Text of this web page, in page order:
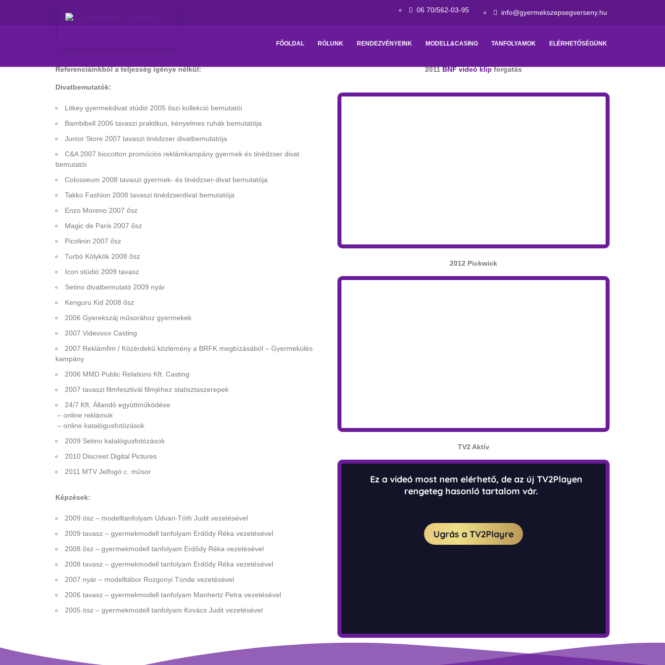
06 70/562-03-95 info@gyermekszepsegverseny.hu
FŐOLDAL RÓLUNK RENDEZVÉNYEINK MODELL&CASING TANFOLYAMOK ELÉRHETŐSÉGÜNK
Referenciáinkból a teljesség igénye nélkül:
Divatbemutatók:
Litkey gyermekdivat stúdió 2005 őszi kollekció bemutatói
Bambibell 2006 tavaszi praktikus, kényelmes ruhák bemutatója
Junior Store 2007 tavaszi tinédzser divatbemutatója
C&A 2007 biocotton promóciós reklámkampány gyermek és tinédzser divat
bemutatói
Colosseum 2008 tavaszi gyermek- és tinédzser-divat bemutatója
Takko Fashion 2008 tavaszi tinédzserdivat bemutatója
Enzo Moreno 2007 ősz
Magic de Paris 2007 ősz
Picolinin 2007 ősz
Turbó Kölykök 2008 ősz
Icon stúdió 2009 tavasz
Setino divatbemutató 2009 nyár
Kenguru Kid 2008 ősz
2006 Gyerekszáj műsorához gyermekek
2007 Videovox Casting
2007 Reklámfim / Közérdekű közlemény a BRFK megbízásából – Gyermekülés
kampány
2006 MMD Public Relations Kft. Casting
2007 tavaszi filmfesztivál filmjéhez statisztaszerepek
24/7 Kft. Állandó együttműködése
– online reklámok
– online katalógusfotózások
2009 Setino katalógusfotózások
2010 Discreet Digital Pictures
2011 MTV Jelfogó c. műsor
Képzések:
2009 ösz – modelltanfolyam Udvari-Tóth Judit vezetésével
2009 tavasz – gyermekmodell tanfolyam Erdődy Réka vezetésével
2008 ősz – gyermekmodell tanfolyam Erdődy Réka vezetésével
2008 tavasz – gyermekmodell tanfolyam Erdődy Réka vezetésével
2007 nyár – modelltábor Rozgonyi Tünde vezetésével
2006 tavasz – gyermekmodell tanfolyam Manhertz Petra vezetésével
2005 ösz – gyermekmodell tanfolyam Kovács Judit vezetésével
2011BNF videó klipforgatás
2012 Pickwick
TV2 Aktív